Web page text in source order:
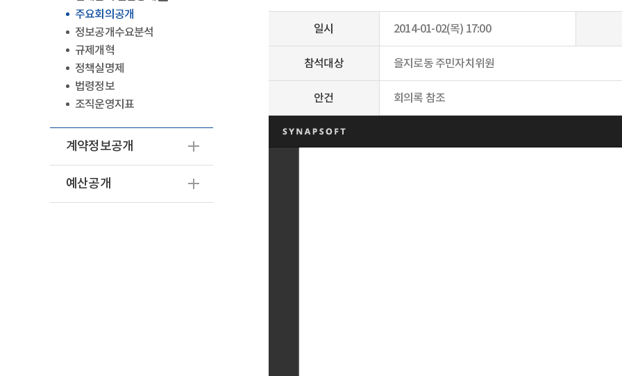
주요회의공개
정보공개수요분석
규제개혁
정책실명제
법령정보
조직운영지표
계약정보공개
예산공개
일시 2014-01-02(목) 17:00
참석대상 을지로동 주민자치위원
안건 회의록 참조